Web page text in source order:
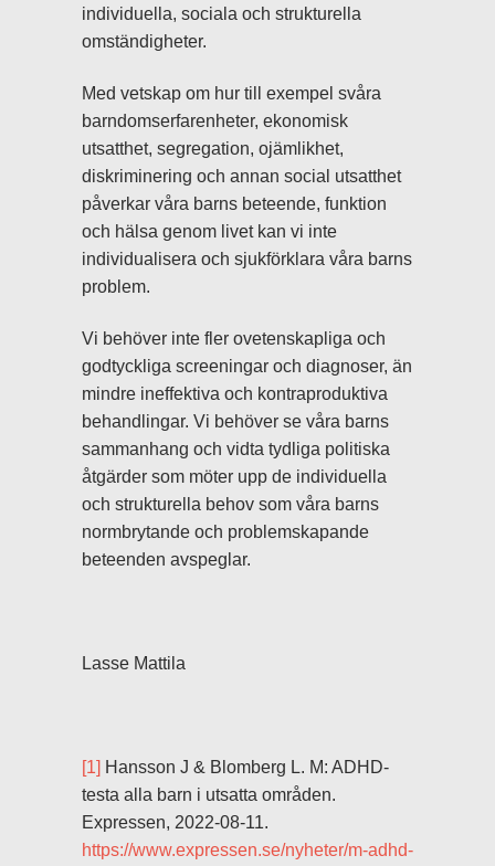
individuella, sociala och strukturella
omständigheter.
Med vetskap om hur till exempel svåra
barndomserfarenheter, ekonomisk
utsatthet, segregation, ojämlikhet,
diskriminering och annan social utsatthet
påverkar våra barns beteende, funktion
och hälsa genom livet kan vi inte
individualisera och sjukförklara våra barns
problem.
Vi behöver inte fler ovetenskapliga och
godtyckliga screeningar och diagnoser, än
mindre ineffektiva och kontraproduktiva
behandlingar. Vi behöver se våra barns
sammanhang och vidta tydliga politiska
åtgärder som möter upp de individuella
och strukturella behov som våra barns
normbrytande och problemskapande
beteenden avspeglar.
Lasse Mattila
[1] Hansson J & Blomberg L. M: ADHD-
testa alla barn i utsatta områden.
Expressen, 2022-08-11.
https://www.expressen.se/nyheter/m-adhd-